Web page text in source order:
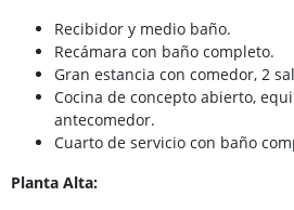
Recibidor y medio baño.
Recámara con baño completo.
Gran estancia con comedor, 2
Cocina de concepto abierto,
antecomedor.
Cuarto de servicio con baño
Planta Alta: